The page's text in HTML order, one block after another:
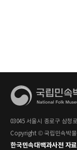
03045 서울시 종로구 삼청
Copyright © 국립민속박
한국민속대백과사전 자